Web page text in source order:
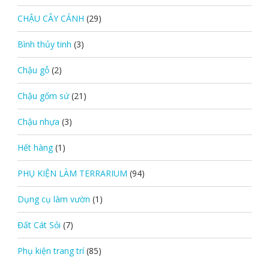
CHẬU CÂY CẢNH (29)
Bình thủy tinh (3)
Chậu gỗ (2)
Chậu gốm sứ (21)
Chậu nhựa (3)
Hết hàng (1)
PHỤ KIỆN LÀM TERRARIUM (94)
Dụng cụ làm vườn (1)
Đất Cát Sỏi (7)
Phụ kiện trang trí (85)